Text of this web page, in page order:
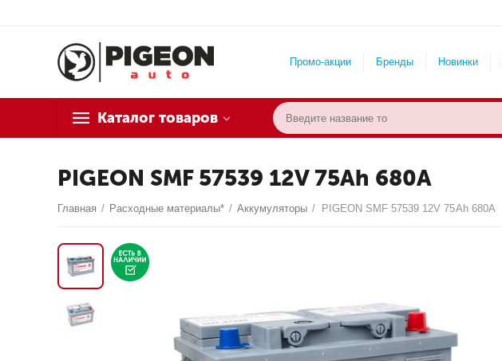
Промо-акции Бренды Новинки
Каталог товаров
PIGEON SMF 57539 12V 75Ah 680A
Главная / Расходные материалы* / Аккумуляторы / PIGEON SMF 57539 12V 75Ah 680A